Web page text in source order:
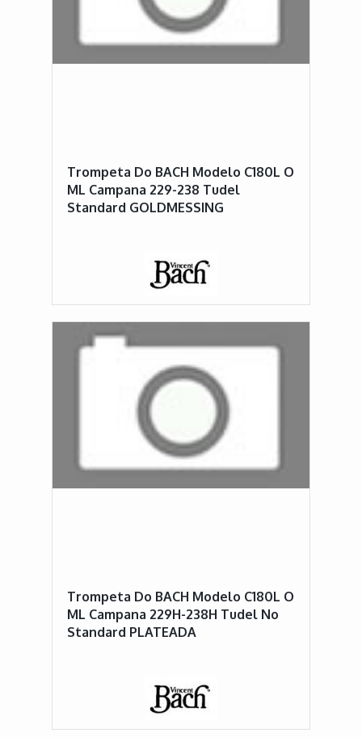
Trompeta Do BACH Modelo C180L O
ML Campana 229-238 Tudel
Standard GOLDMESSING
Trompeta Do BACH Modelo C180L O
ML Campana 229H-238H Tudel No
Standard PLATEADA